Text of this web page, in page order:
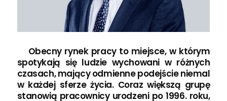
Obecny rynek pracy to miejsce, w którym
spotykają się ludzie wychowani w różnych
czasach, mający odmienne podejście niemal
w każdej sferze życia. Coraz większą grupę
stanowią pracownicy urodzeni po 1996. roku,